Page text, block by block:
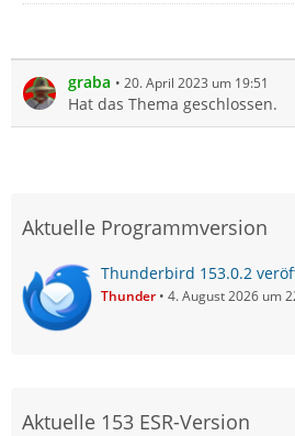
graba 20. April 2023 um 19:51
Hat das Thema geschlossen.
Aktuelle Programmversion
Thunderbird 153.0.2
Thunder 4. August 2026 um
Aktuelle 153 ESR-Version